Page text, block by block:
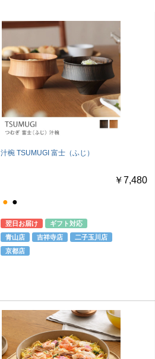
汁椀 TSUMUGI 富士（ふじ）
￥7,480
● ●
翌日お届け
ギフト対応
青山店
吉祥寺店
二子玉川店
京都店